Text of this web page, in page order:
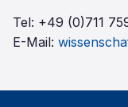
Tel: +49 (0)711
E-Mail: